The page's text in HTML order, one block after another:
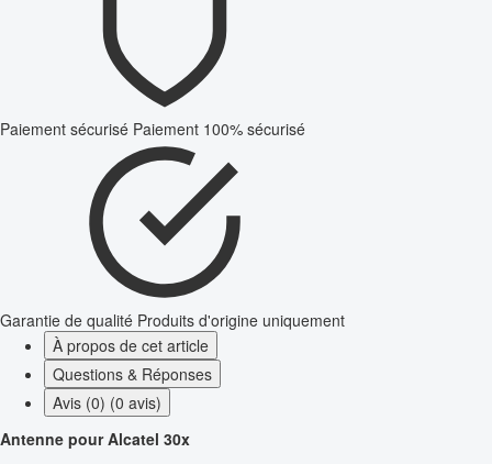
Paiement sécurisé Paiement 100% sécurisé
Garantie de qualité Produits d'origine uniquement
À propos de cet article
Questions & Réponses
Avis (0) (0 avis)
Antenne pour Alcatel 30x